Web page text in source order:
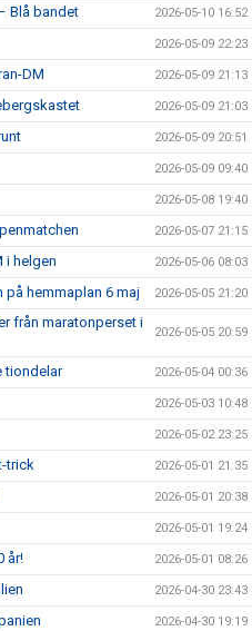
Blå bandet 2026-05-10 16:52
2026-05-09 22:23
DM 2026-05-09 21:13
2026-05-09 21:03
2026-05-09 20:51
2026-05-09 09:40
2026-05-08 19:40
2026-05-07 21:15
i helgen 2026-05-06 08:03
hemmaplan 6 maj 2026-05-05 21:20
från maratonperset i
2026-05-05 20:59
tiondelar 2026-05-04 00:36
2026-05-03 10:48
2026-05-02 23:25
trick 2026-05-01 21:35
2026-05-01 20:38
2026-05-01 19:24
år! 2026-05-01 08:26
2026-04-30 23:43
2026-04-30 19:19